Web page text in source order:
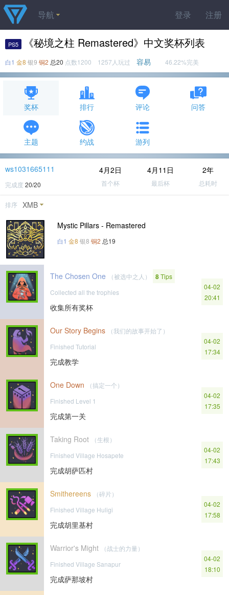
登录 注册
导航
PS5 《秘境之柱 Remastered》中文奖杯列表
白1 金8 银9 铜2 总20 点数1200 1257人玩过 容易 46.22%完美
奖杯 排行 评论 问答
主题 约战 游列
ws1031665111
完成度 20/20
4月2日
首个杯
4月11日
最后杯
2年
总耗时
排序 XMB
Mystic Pillars - Remastered
白1 金8 银8 铜2 总19
The Chosen One （被选中之人） 8Tips
Collected all the trophies
收集所有奖杯
04-02
20:41
Our Story Begins
（我们的故事开始了）
Finished Tutorial
完成教学
04-02
17:34
One Down
（搞定一个）
Finished Level 1
完成第一关
04-02
17:35
Taking Root
（生根）
Finished Village Hosapete
完成胡萨匹村
04-02
17:43
Smithereens
（碎片）
Finished Village Huligi
完成胡里基村
04-02
17:58
Warrior's Might
（战士的力量）
Finished Village Sanapur
完成萨那坡村
04-02
18:10